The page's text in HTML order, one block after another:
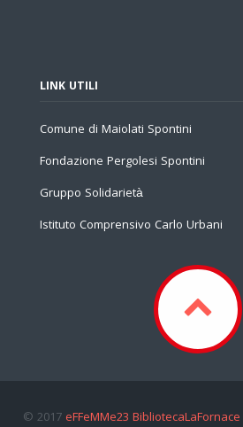
LINK UTILI
Comune di Maiolati Spontini
Fondazione Pergolesi Spontini
Gruppo Solidarietà
Istituto Comprensivo Carlo Urbani
© 2017 eFFeMMe23 BibliotecaLaFornace